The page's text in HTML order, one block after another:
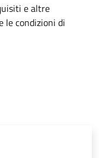
e altre
le condizioni di